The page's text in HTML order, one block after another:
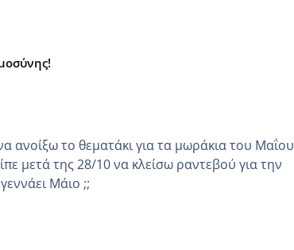
το θεματάκι για τα μωράκια του Μαΐου εγώ
μετά της 28/10 να κλείσω ραντεβού για την
γεννάει Μάιο ;;